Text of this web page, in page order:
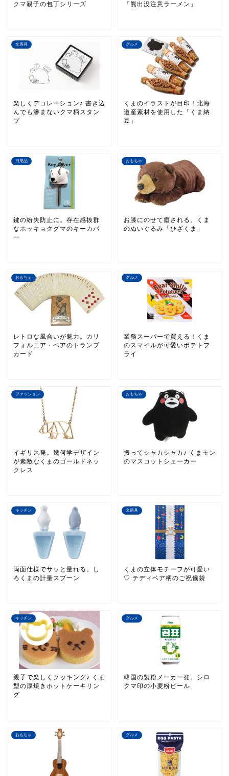
クマ親子の包丁シリーズ
「熊出没注意ラーメン」
文房具
楽しくデコレーション♪ 書き込
んでも滲まないクマ柄スタン
プ
グルメ
くまのイラストが目印！北海
道産素材を使用した「くま納
豆」
日用品
鍵の紛失防止に。存在感抜群
なホッキョクグマのキーカバ
ー
おもちゃ
お膝にのせて癒される。くま
のぬいぐるみ「ひざくま」
おもちゃ
レトロな風合いが魅力。カリ
フォルニア・ベアのトランプ
カード
グルメ
業務スーパーで買える！くま
のスマイルが可愛いポテトフ
ライ
ファッション
イギリス発。幾何学デザイン
が素敵なくまのゴールドネッ
クレス
おもちゃ
振ってシャカシャカ♪ くまモン
のマスコットシェーカー
キッチン
両面仕様でサッと量れる。し
ろくまの計量スプーン
文房具
くまの立体モチーフが可愛い
♡ テディベア柄のご祝儀袋
キッチン
親子で楽しくクッキング♪ くま
型の厚焼きホットケーキリン
グ
グルメ
韓国の製粉メーカー発。シロ
クマ印の小麦粉ビール
おもちゃ グルメ